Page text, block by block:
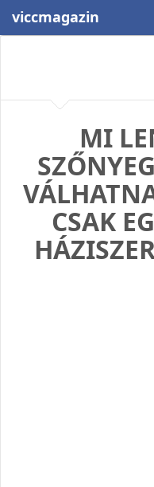
viccmagazin
MI
CSAK